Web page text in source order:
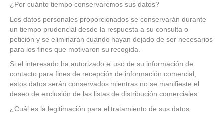
¿Por cuánto tiempo conservaremos sus datos?
Los datos personales proporcionados se conservarán durante
un tiempo prudencial desde la respuesta a su consulta o
petición y se eliminarán cuando hayan dejado de ser necesarios
para los fines que motivaron su recogida.
Si el interesado ha autorizado el uso de su información de
contacto para fines de recepción de información comercial,
estos datos serán conservados mientras no se manifieste el
deseo de exclusión de las listas de distribución comerciales.
¿Cuál es la legitimación para el tratamiento de sus datos